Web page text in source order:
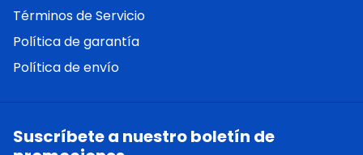
Términos de Servicio
Política de garantía
Política de envío
Suscríbete a nuestro boletín de